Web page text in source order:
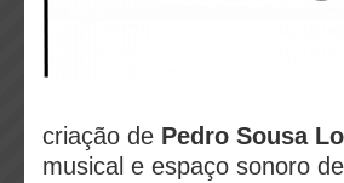
criação de Pedro Sousa
musical e espaço sonoro de